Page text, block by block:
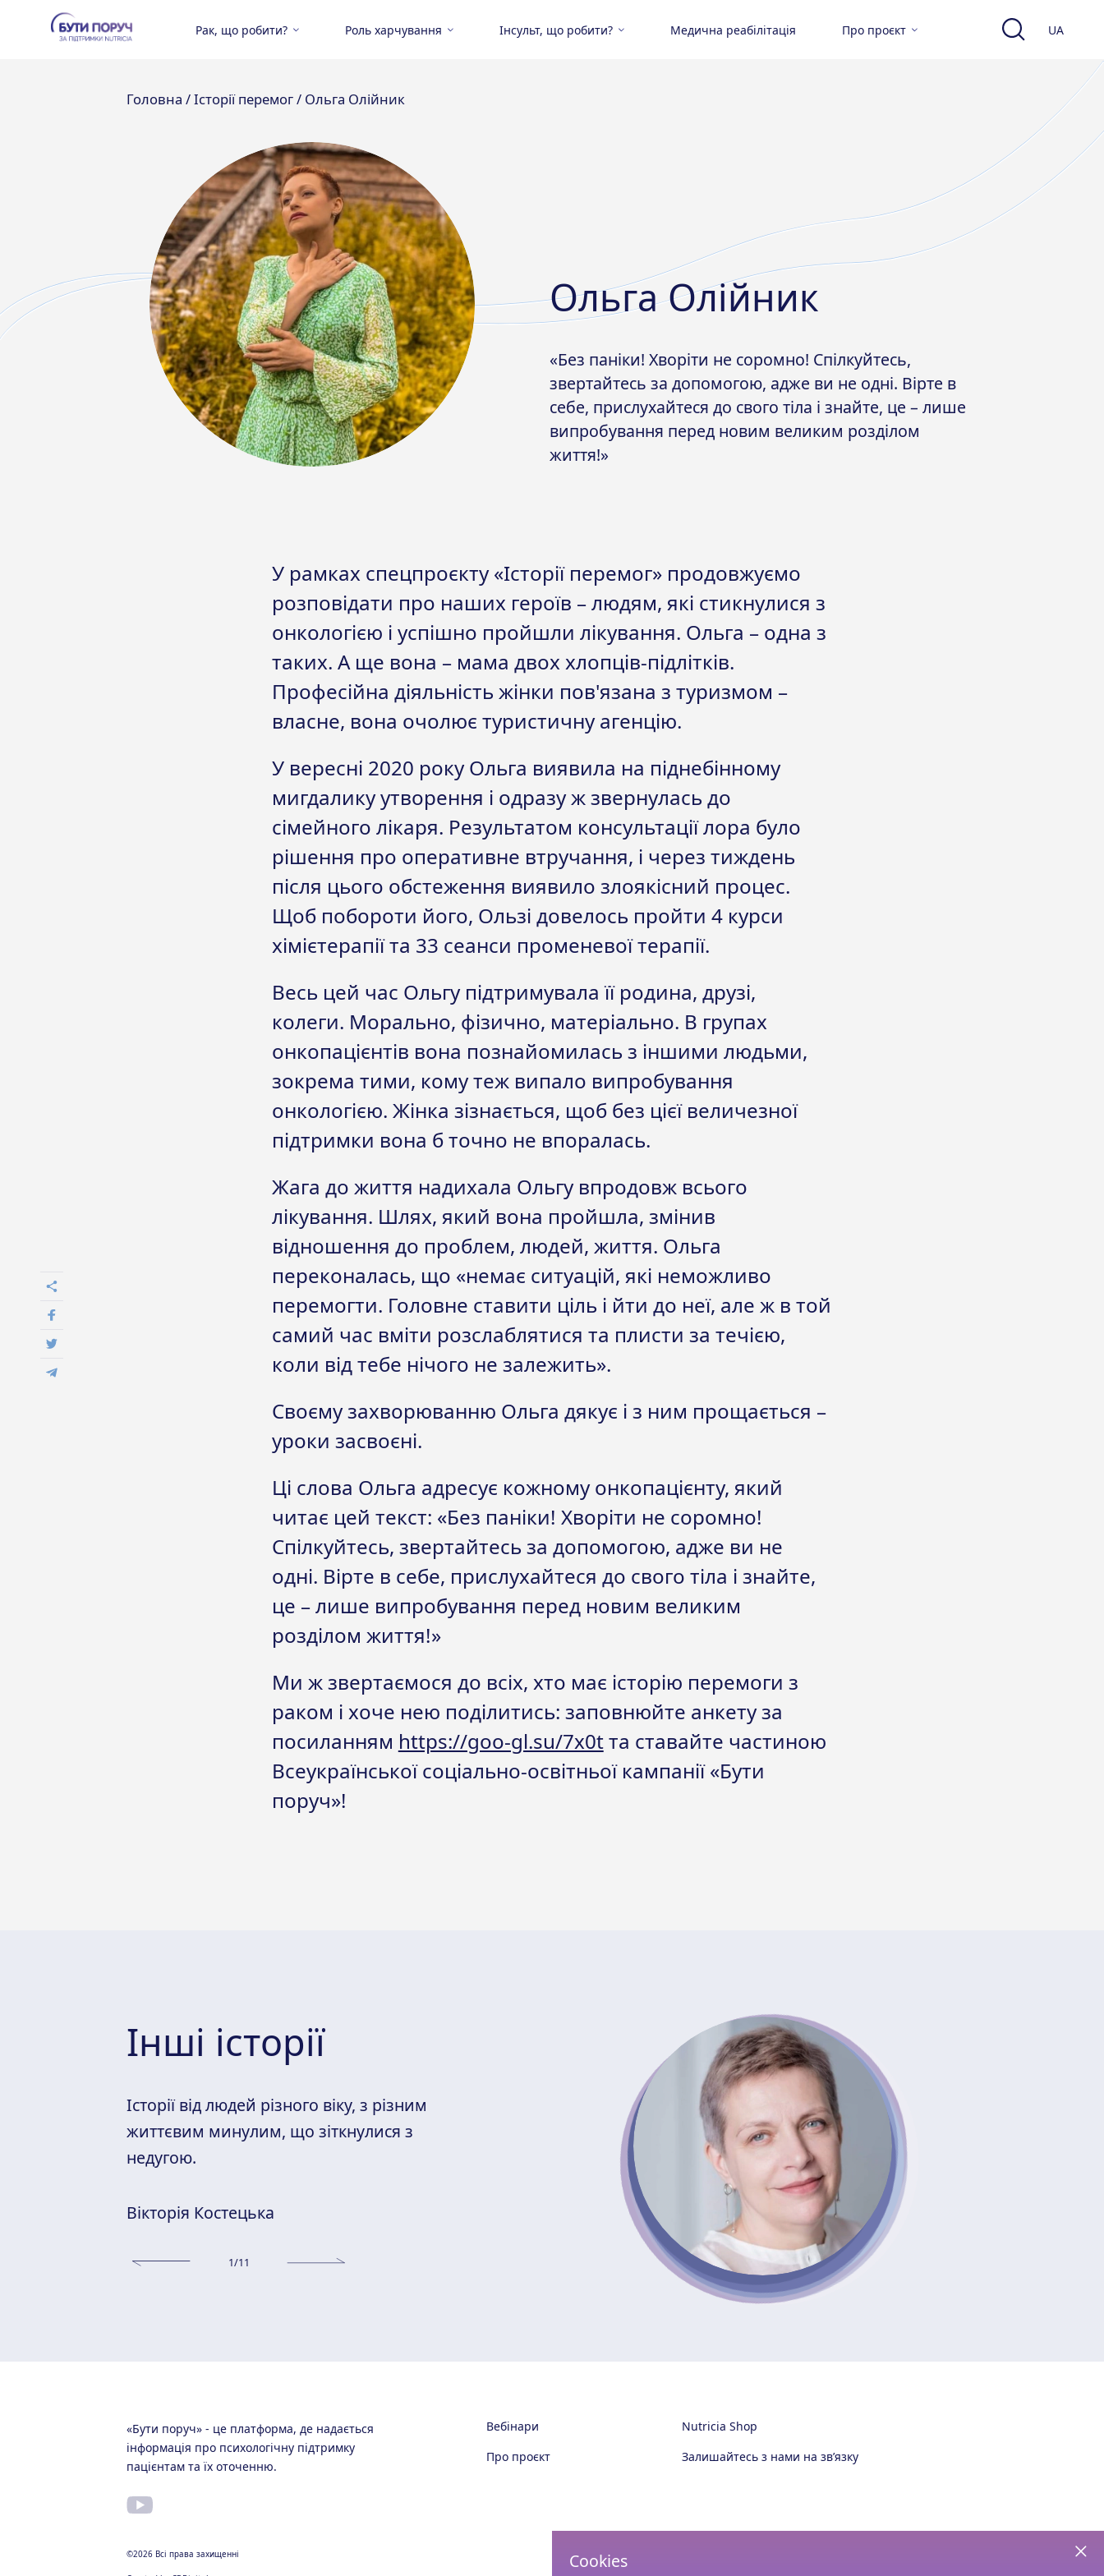
Рак, що робити? Роль харчування Інсульт, що робити? Медична реабілітація Про проєкт UA
Головна /Історії перемог / Ольга Олійник
Ольга Олійник
«Без паніки! Хворіти не соромно! Спілкуйтесь,
звертайтесь за допомогою, адже ви не одні. Вірте в
себе, прислухайтеся до свого тіла і знайте, це – лише
випробування перед новим великим розділом
життя!»
У рамках спецпроєкту «Історії перемог» продовжуємо
розповідати про наших героїв – людям, які стикнулися з
онкологією і успішно пройшли лікування. Ольга – одна з
таких. А ще вона – мама двох хлопців-підлітків.
Професійна діяльність жінки пов'язана з туризмом –
власне, вона очолює туристичну агенцію.
У вересні 2020 року Ольга виявила на піднебінному
мигдалику утворення і одразу ж звернулась до
сімейного лікаря. Результатом консультації лора було
рішення про оперативне втручання, і через тиждень
після цього обстеження виявило злоякісний процес.
Щоб побороти його, Ользі довелось пройти 4 курси
хімієтерапії та 33 сеанси променевої терапії.
Весь цей час Ольгу підтримувала її родина, друзі,
колеги. Морально, фізично, матеріально. В групах
онкопацієнтів вона познайомилась з іншими людьми,
зокрема тими, кому теж випало випробування
онкологією. Жінка зізнається, щоб без цієї величезної
підтримки вона б точно не впоралась.
Жага до життя надихала Ольгу впродовж всього
лікування. Шлях, який вона пройшла, змінив
відношення до проблем, людей, життя. Ольга
переконалась, що «немає ситуацій, які неможливо
перемогти. Головне ставити ціль і йти до неї, але ж в той
самий час вміти розслаблятися та плисти за течією,
коли від тебе нічого не залежить».
Своєму захворюванню Ольга дякує і з ним прощається –
уроки засвоєні.
Ці слова Ольга адресує кожному онкопацієнту, який
читає цей текст: «Без паніки! Хворіти не соромно!
Спілкуйтесь, звертайтесь за допомогою, адже ви не
одні. Вірте в себе, прислухайтеся до свого тіла і знайте,
це – лише випробування перед новим великим
розділом життя!»
Ми ж звертаємося до всіх, хто має історію перемоги з
раком і хоче нею поділитись: заповнюйте анкету за
посиланням https://goo-gl.su/7x0tта ставайте частиною
Всеукраїнської соціально-освітньої кампанії «Бути
поруч»!
Інші історії
Історії від людей різного віку, з різним
життєвим минулим, що зіткнулися з
недугою.
Вікторія Костецька
1/11
«Бути поруч» - це платформа, де надається
інформація про психологічну підтримку
пацієнтам та їх оточенню.
©2026 Всі права захищенні
Вебінари
Про проєкт
Nutricia Shop
Залишайтесь з нами на зв’язку
Cookies